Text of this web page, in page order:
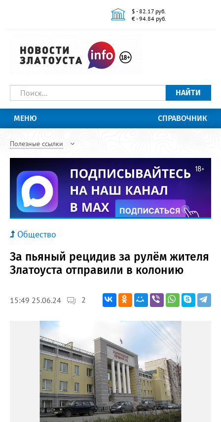
$ - 82.17 руб.
€ - 94.84 руб.
НАЙТИ
МЕНЮ СПРАВОЧНИК
Полезные ссылки
Общество
За пьяный рецидив за рулём жителя
Златоуста отправили в колонию
15:49 25.06.24 2